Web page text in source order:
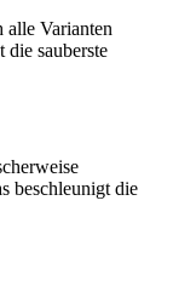
alle Varianten
die sauberste
beschleunigt die